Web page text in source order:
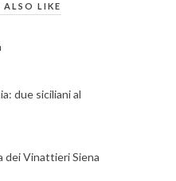
LIKE
due siciliani al
dei Vinattieri Siena